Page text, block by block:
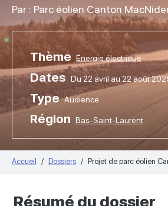
Par : Parc éolien Canton
Thème Énergie électrique
Dates Du 22 avril au 22 août
Type Audience
Région Bas-Saint-Laurent
Accueil Dossiers Projet de parc éolien
Résumé du dossier